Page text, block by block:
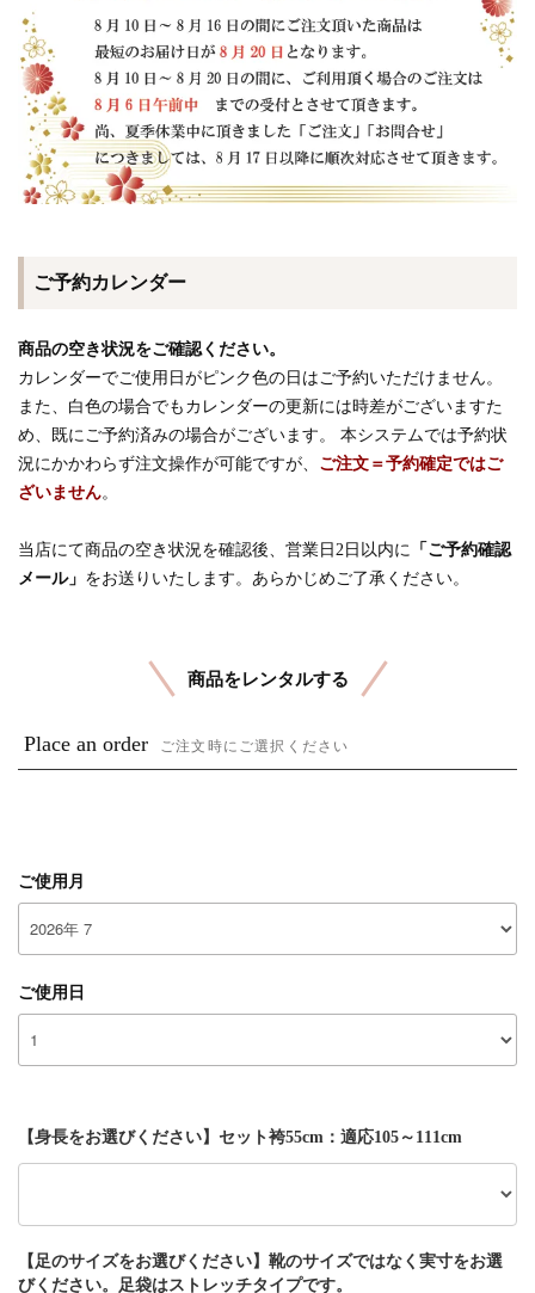
ご予約カレンダー
商品の空き状況をご確認ください。
カレンダーでご使用日がピンク色の日はご予約いただけません。
また、白色の場合でもカレンダーの更新には時差がございますた
め、既にご予約済みの場合がございます。 本システムでは予約状
況にかかわらず注文操作が可能ですが、 ご注文＝予約確定ではご
ざいません。
当店にて商品の空き状況を確認後、営業日2日以内に 「ご予約確認
メール」 をお送りいたします。あらかじめご了承ください。
商品をレンタルする
Place an order ご注文時にご選択ください
ご使用月
ご使用日
【身長をお選びください】セット袴55cm：適応105～111cm
【足のサイズをお選びください】靴のサイズではなく実寸をお選
びください。足袋はストレッチタイプです。